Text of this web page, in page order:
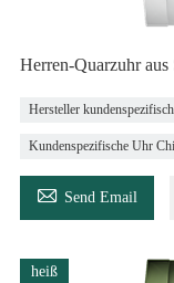
Herren-Quarzuhr
Hersteller
Kundenspezifische Uhr
 Send Email
heiß